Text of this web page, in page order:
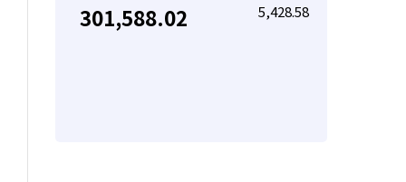
301,588.02 5,428.58